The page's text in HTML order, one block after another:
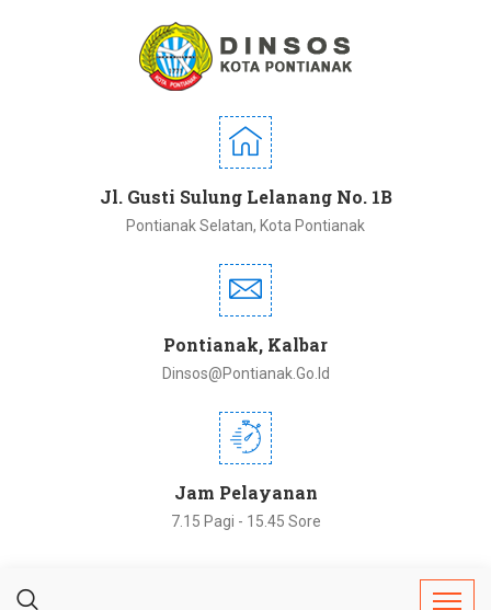
Jl. Gusti Sulung Lelanang No. 1B
Pontianak Selatan, Kota Pontianak
Pontianak, Kalbar
Dinsos@pontianak.go.id
Jam Pelayanan
7.15 Pagi - 15.45 Sore